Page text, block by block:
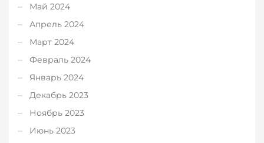
Май 2024
Апрель 2024
Март 2024
Февраль 2024
Январь 2024
Декабрь 2023
Ноябрь 2023
Июнь 2023